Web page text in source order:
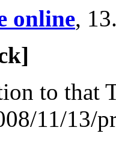
online,
to that
11/